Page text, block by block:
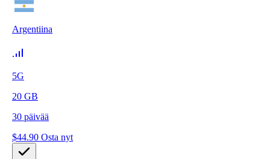
Argentiina
5G
20 GB
30 päivää
$44.90 Osta nyt